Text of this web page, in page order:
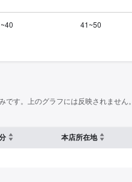
す。上のグラフには反映されません。
本店所在地